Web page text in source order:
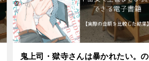
鬼上司・獄寺さんは暴かれたい。の